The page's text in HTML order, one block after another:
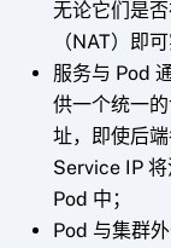
无论它们是
（NAT）即
服务与 Pod
供一个统一
址，即使后
Service IP
Pod 中；
Pod 与集群